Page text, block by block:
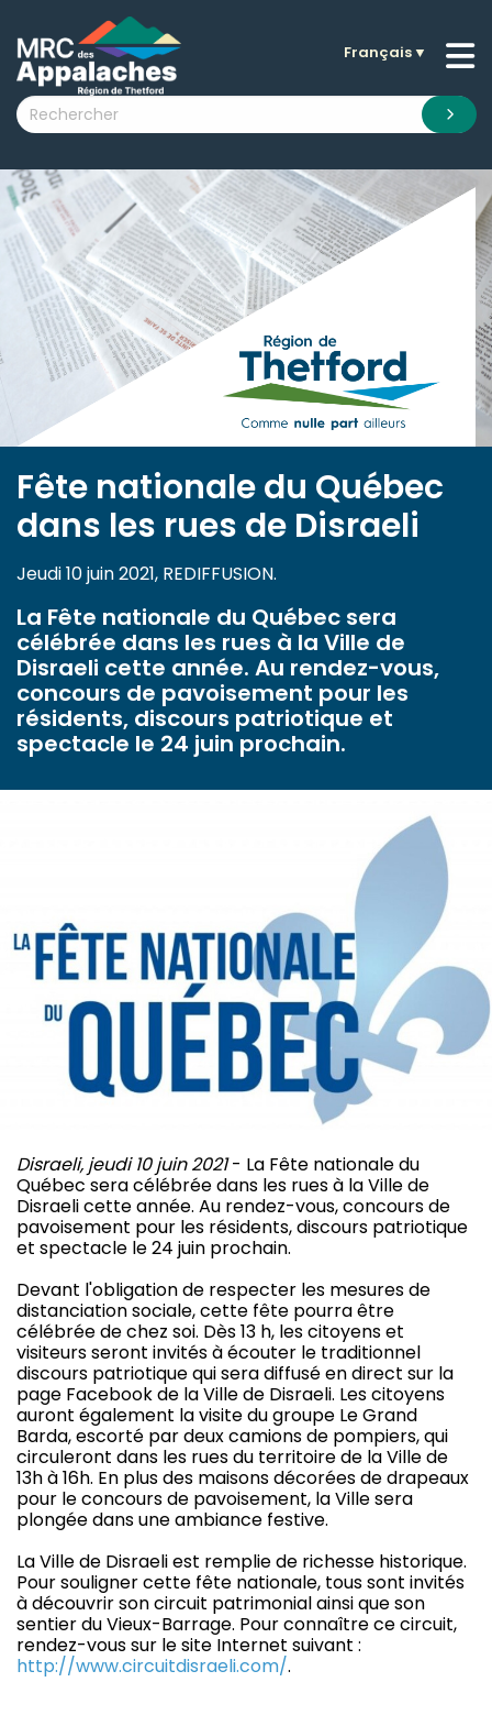
submenu (La MRC )
submenu (Citoyens )
submenu (Visiteurs )
submenu (Nouvelles )
submenu (Documentation )
Français▼
Fête nationale du Québec
dans les rues de Disraeli
Jeudi 10 juin 2021, REDIFFUSION.
La Fête nationale du Québec sera
célébrée dans les rues à la Ville de
Disraeli cette année. Au rendez-vous,
concours de pavoisement pour les
résidents, discours patriotique et
spectacle le 24 juin prochain.
Disraeli, jeudi 10 juin 2021- La Fête nationale du
Québec sera célébrée dans les rues à la Ville de
Disraeli cette année. Au rendez-vous, concours de
pavoisement pour les résidents, discours patriotique
et spectacle le 24 juin prochain.
Devant l'obligation de respecter les mesures de
distanciation sociale, cette fête pourra être
célébrée de chez soi. Dès 13 h, les citoyens et
visiteurs seront invités à écouter le traditionnel
discours patriotique qui sera diffusé en direct sur la
page Facebook de la Ville de Disraeli. Les citoyens
auront également la visite du groupe Le Grand
Barda, escorté par deux camions de pompiers, qui
circuleront dans les rues du territoire de la Ville de
13h à 16h. En plus des maisons décorées de drapeaux
pour le concours de pavoisement, la Ville sera
plongée dans une ambiance festive.
La Ville de Disraeli est remplie de richesse historique.
Pour souligner cette fête nationale, tous sont invités
à découvrir son circuit patrimonial ainsi que son
sentier du Vieux-Barrage. Pour connaître ce circuit,
rendez-vous sur le site Internet suivant :
http://www.circuitdisraeli.com/.